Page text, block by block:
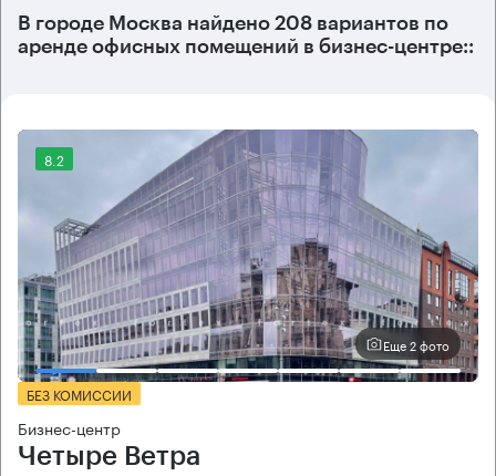
В городе Москва найдено 208 вариантов по
аренде офисных помещений в бизнес-центре::
8.2
Еще 2 фото
БЕЗ КОМИССИИ
Бизнес-центр
Четыре Ветра